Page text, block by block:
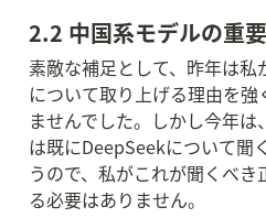
2.2 中国系モデルの重
素敵な補足として、昨年は
について取り上げる理由を
ませんでした。しかし今年
は既にDeepSeekについて聞
うので、私がこれが聞くべ
る必要はありません。